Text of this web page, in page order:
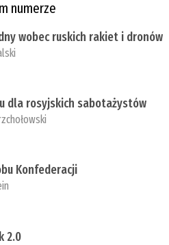
numerze
wobec ruskich rakiet i dronów
dla rosyjskich sabotażystów
Konfederacji
2.0